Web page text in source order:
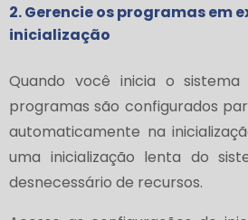
2. Gerencie os programas em
inicialização
Quando você inicia o sistema
programas são configurados
automaticamente na
uma inicialização lenta do
desnecessário de recursos.